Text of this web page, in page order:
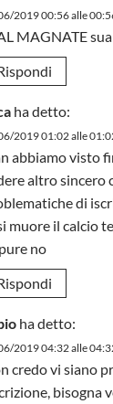
2019 00:56 alle
MAGNATE
ha detto:
2019 01:02 alle
abbiamo visto
altro sincero
di
muore il calcio
no
ha detto:
2019 04:32 alle
credo vi siano
bisogna